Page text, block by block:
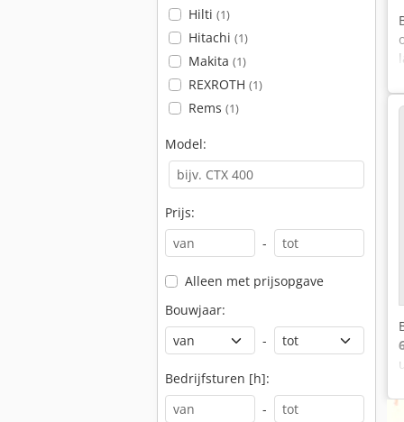
Hilti (1)
Hitachi (1)
Makita (1)
REXROTH (1)
Rems (1)
Model:
Prijs:
-
Alleen met prijsopgave
Bouwjaar:
-
Bedrijfsturen [h]:
-